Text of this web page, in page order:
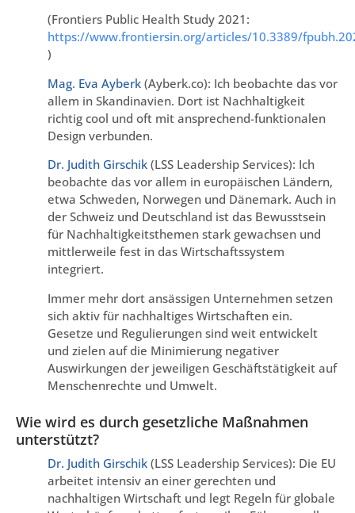
(Frontiers Public Health Study 2021:
https://www.frontiersin.org/articles/10.3389/
)
Mag. Eva Ayberk (Ayberk.co): Ich beobachte das vor
allem in Skandinavien. Dort ist Nachhaltigkeit
richtig cool und oft mit ansprechend-funktionalen
Design verbunden.
Dr. Judith Girschik (LSS Leadership Services): Ich
beobachte das vor allem in europäischen Ländern,
etwa Schweden, Norwegen und Dänemark. Auch in
der Schweiz und Deutschland ist das Bewusstsein
für Nachhaltigkeitsthemen stark gewachsen und
mittlerweile fest in das Wirtschaftssystem
integriert.
Immer mehr dort ansässigen Unternehmen setzen
sich aktiv für nachhaltiges Wirtschaften ein.
Gesetze und Regulierungen sind weit entwickelt
und zielen auf die Minimierung negativer
Auswirkungen der jeweiligen Geschäftstätigkeit auf
Menschenrechte und Umwelt.
Wie wird es durch gesetzliche Maßnahmen
unterstützt?
Dr. Judith Girschik (LSS Leadership Services): Die EU
arbeitet intensiv an einer gerechten und
nachhaltigen Wirtschaft und legt Regeln für globale